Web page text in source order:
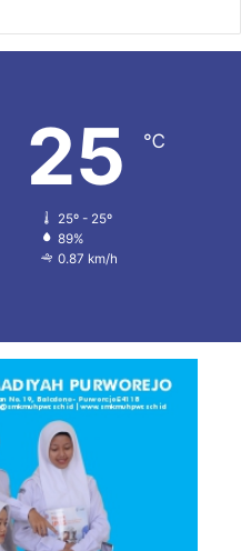
25 ℃
25º - 25º
89%
0.87 km/h